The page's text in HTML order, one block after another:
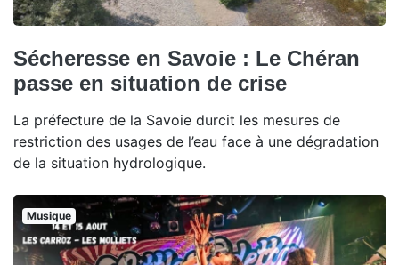
Sécheresse en Savoie : Le Chéran
passe en situation de crise
La préfecture de la Savoie durcit les mesures de
restriction des usages de l’eau face à une dégradation
de la situation hydrologique.
Musique